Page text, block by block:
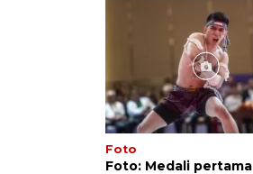
Foto
Foto: Medali pertama